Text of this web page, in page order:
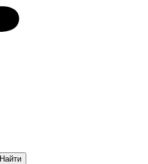
Найти